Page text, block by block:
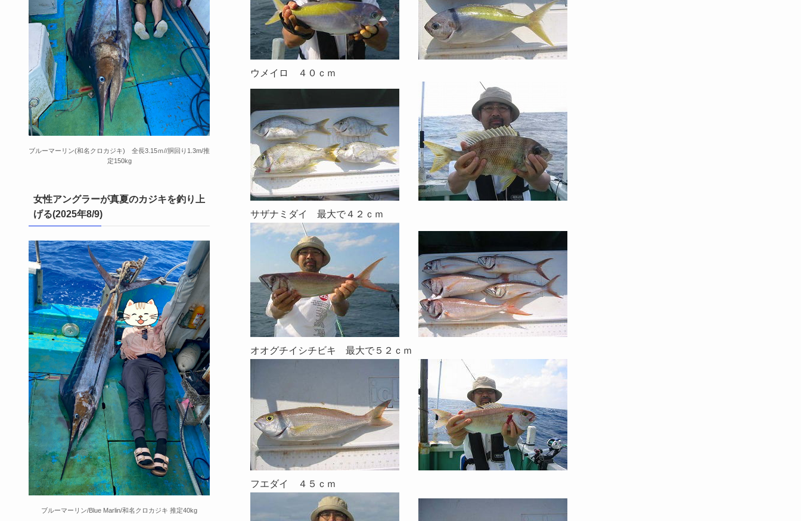
ウメイロ ４０ｃｍ
サザナミダイ 最大で４２ｃｍ
オオグチイシチビキ 最大で５２ｃｍ
フエダイ ４５ｃｍ
ブルーマーリン(和名クロカジキ) 全長3.15ｍ//胴回り1.3m/推
定150kg
女性アングラーが真夏のカジキを釣り上
げる(2025年8/9)
ブルーマーリン/Blue Marlin/和名クロカジキ 推定40kg